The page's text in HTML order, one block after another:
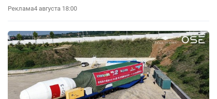
Реклама4 августа 18:00